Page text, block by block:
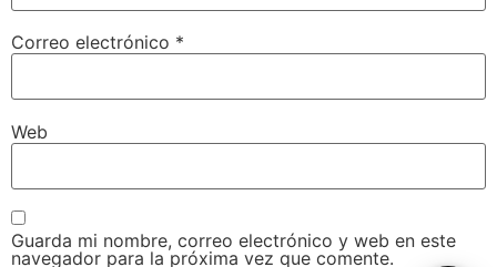
Nuestros Servicios
Carreras Trail
Eventos finalizados
Carretera
Contacto
Correo electrónico *
Web
Guarda mi nombre, correo electrónico y web en este
navegador para la próxima vez que comente.